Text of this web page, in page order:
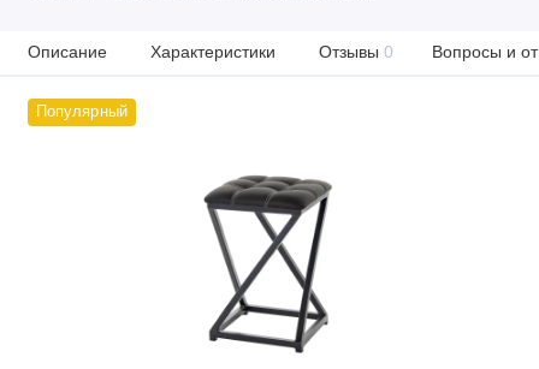
Описание Характеристики Отзывы 0 Вопросы и
Популярный